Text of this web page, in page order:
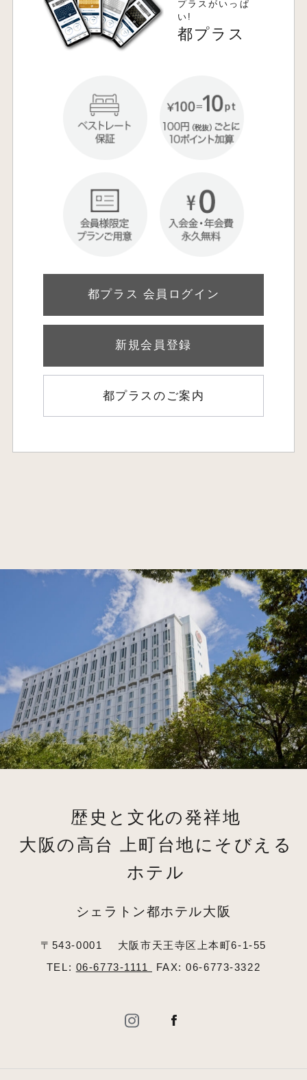
プラスがいっぱ
い!
都プラス
都プラス 会員ログイン
新規会員登録
都プラスのご案内
歴史と文化の発祥地
大阪の高台 上町台地にそびえる
ホテル
シェラトン都ホテル大阪
〒543-0001
大阪市天王寺区上本町6-1-55
TEL: 06-6773-1111 FAX: 06-6773-3322